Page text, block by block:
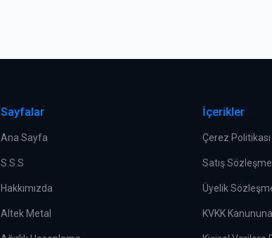
Sayfalar
Ana Sayfa
S.S.S
Hakkımızda
Altek Metal
İçerikler
Çerez Politikası
Satış
Üyelik
KVKK